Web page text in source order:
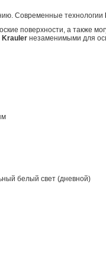
Современные технологии
поверхности, а также
Krauler незаменимыми для
белый свет (дневной)